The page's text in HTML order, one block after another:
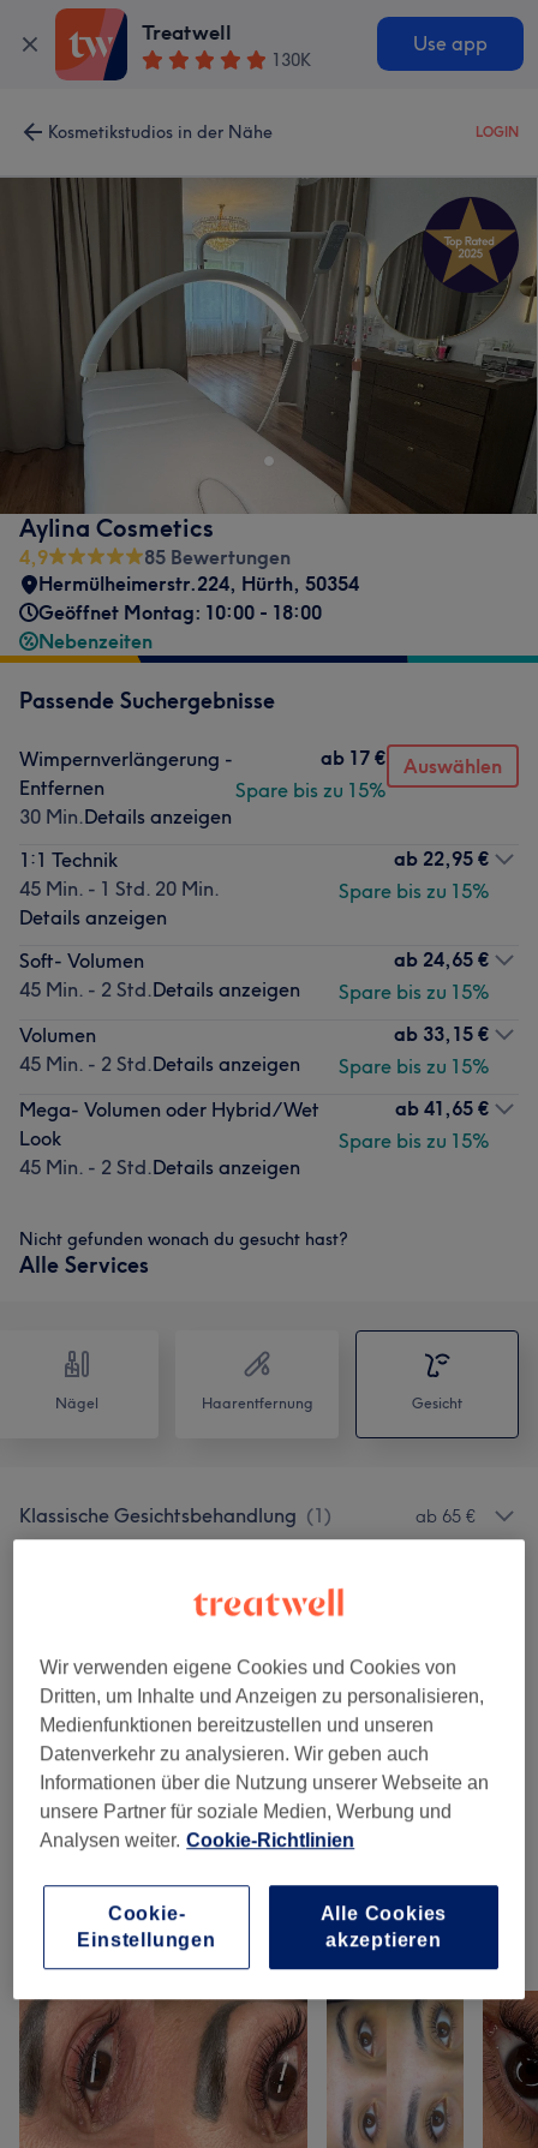
Treatwell
130K
Use app
Kosmetikstudios in der Nähe LOGIN
Aylina Cosmetics
4,9
85 Bewertungen
Hermülheimerstr.224, Hürth, 50354
Geöffnet Montag: 10:00 - 18:00
Nebenzeiten
Passende Suchergebnisse
Wimpernverlängerung -
Entfernen
30 Min.Details anzeigen
ab 17 €
Spare bis zu 15%
Auswählen
1:1 Technik
45 Min. - 1 Std. 20 Min.
Details anzeigen
ab 22,95 €
Spare bis zu 15%
Soft- Volumen
45 Min. - 2 Std.Details anzeigen
ab 24,65 €
Spare bis zu 15%
Volumen
45 Min. - 2 Std.Details anzeigen
ab 33,15 €
Spare bis zu 15%
Mega- Volumen oder Hybrid/Wet
Look
45 Min. - 2 Std.Details anzeigen
ab 41,65 €
Spare bis zu 15%
Nicht gefunden wonach du gesucht hast?
Alle Services
Nägel Haarentfernung Gesicht
Klassische Gesichtsbehandlung (1) ab 65 €
Microneedling, Dermaplaning (10)
Wimpernverlängerungen (5) ab 17 €
Augenbrauen &
Wimpernbehandlungen (7)
ab 8,50 €
Unsere Arbeit
Wir verwenden eigene Cookies und Cookies von
Dritten, um Inhalte und Anzeigen zu personalisieren,
Medienfunktionen bereitzustellen und unseren
Datenverkehr zu analysieren. Wir geben auch
Informationen über die Nutzung unserer Webseite an
unsere Partner für soziale Medien, Werbung und
Analysen weiter. Cookie-Richtlinien
Cookie-
Einstellungen
Alle Cookies
akzeptieren